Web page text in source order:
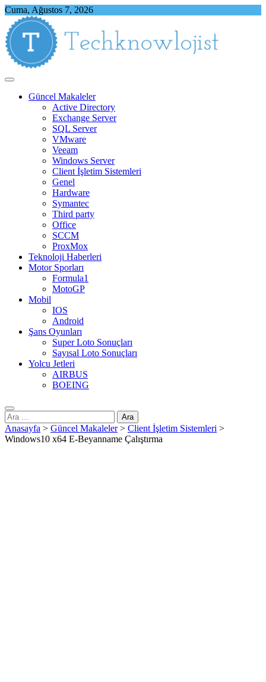
Skip
content
Cuma, Ağustos 7, 2026
Güncel Makaleler
Active Directory
Exchange Server
SQL Server
VMware
Veeam
Windows Server
Client İşletim Sistemleri
Genel
Hardware
Symantec
Third party
Office
SCCM
ProxMox
Teknoloji Haberleri
Motor Sporları
Formula1
MotoGP
Mobil
IOS
Android
Şans Oyunları
Super Loto Sonuçları
Sayısal Loto Sonuçları
Yolcu Jetleri
AIRBUS
BOEING
Arama:
Anasayfa > Güncel Makaleler> Client İşletim Sistemleri >
Windows10 x64 E-Beyanname Çalıştırma